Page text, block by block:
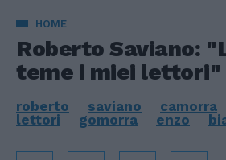
HOME
Roberto Saviano:
teme i miei lettori"
roberto saviano camorra
lettori
gomorra enzo